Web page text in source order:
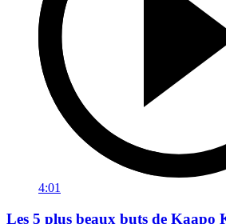
4:01
Les 5 plus beaux buts de Kaapo